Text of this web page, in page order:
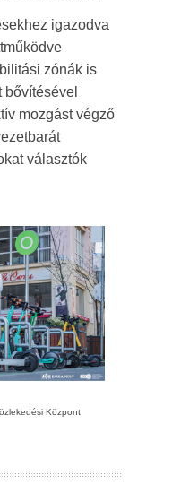
igazodva
zónák is
bővítésével
mozgást végző
választók
Központ